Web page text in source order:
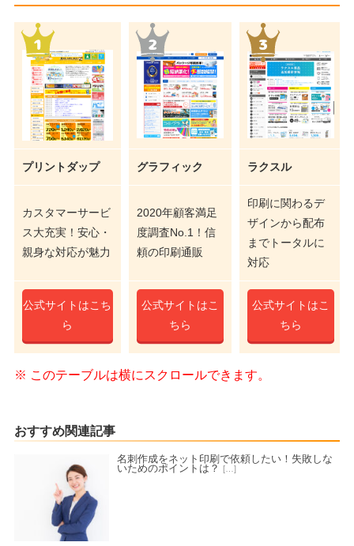
プリントダップ グラフィック ラクスル
カスタマーサービ
ス大充実！安心・
親身な対応が魅力
2020年顧客満足
度調査No.1！信
頼の印刷通販
印刷に関わるデ
ザインから配布
までトータルに
対応
公式サイトはこち
ら
公式サイトはこ
ちら
公式サイトはこ
ちら
おすすめ関連記事
名刺作成をネット印刷で依頼したい！失敗しな
いためのポイントは？
[…]